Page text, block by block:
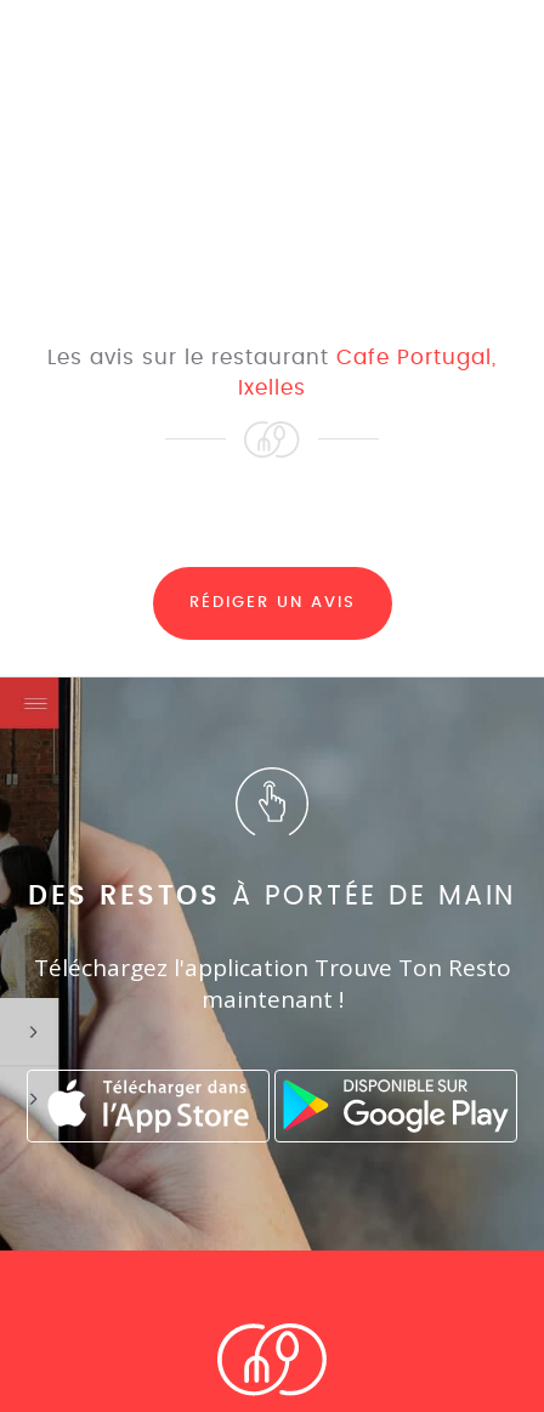
Les avis sur le restaurant Cafe Portugal,
Ixelles
RÉDIGER UN AVIS
DES RESTOS À PORTÉE DE MAIN
Téléchargez l'application Trouve Ton Resto
maintenant !